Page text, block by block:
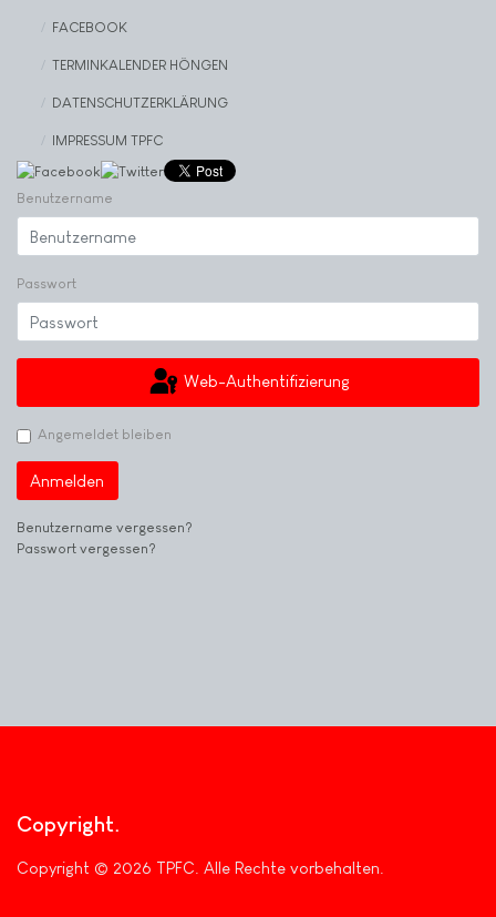
FACEBOOK
TERMINKALENDER HÖNGEN
DATENSCHUTZERKLÄRUNG
IMPRESSUM TPFC
Benutzername
Passwort
Web-Authentifizierung
Angemeldet bleiben
Anmelden
Benutzername vergessen?
Passwort vergessen?
Copyright
Copyright © 2026 TPFC. Alle Rechte vorbehalten.